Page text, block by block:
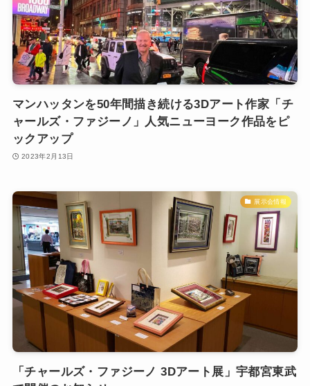
マンハッタンを50年間描き続ける3Dアート作家「チ
ャールズ・ファジーノ」人気ニューヨーク作品をピ
ックアップ
2023年2月13日
展示会情報
「チャールズ・ファジーノ 3Dアート展」宇都宮東武